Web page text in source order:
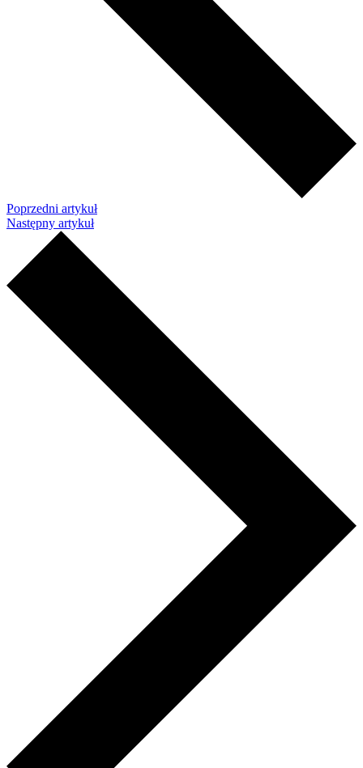
Poprzedni artykuł
Następny artykuł